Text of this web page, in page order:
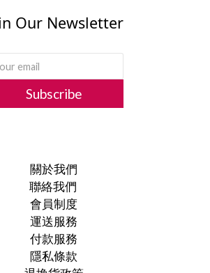
Our Newsletter
Subscribe
關於我們
聯絡我們
會員制度
運送服務
付款服務
隱私條款